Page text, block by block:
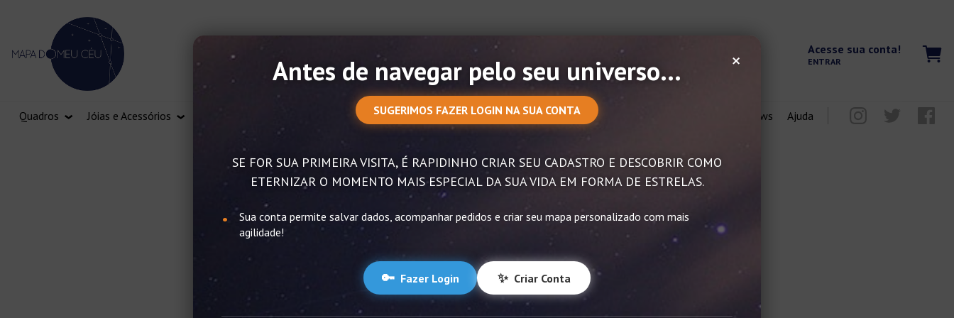
Acesse sua conta!
ENTRAR
Quadros Jóias e Acessórios Reviews Ajuda
×
Antes de navegar pelo seu universo...
SUGERIMOS FAZER LOGIN NA SUA CONTA
SE FOR SUA PRIMEIRA VISITA, É RAPIDINHO CRIAR SEU CADASTRO E DESCOBRIR COMO
ETERNIZAR O MOMENTO MAIS ESPECIAL DA SUA VIDA EM FORMA DE ESTRELAS.
Sua conta permite salvar dados, acompanhar pedidos e criar seu mapa personalizado com mais
agilidade!
🔑 Fazer Login ✨ Criar Conta